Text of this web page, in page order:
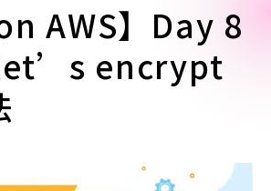
AWS】Day 8
encrypt